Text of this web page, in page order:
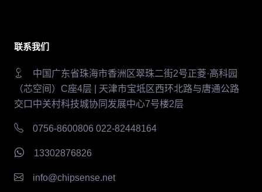
联系我们
中国广东省珠海市香洲区翠珠二街2号正菱·高科园
（芯空间）C座4层 | 天津市宝坻区西环北路与唐通公路
交口中关村科技城协同发展中心7号楼2层
0756-8600806 022-82448164
13302876826
info@chipsense.net